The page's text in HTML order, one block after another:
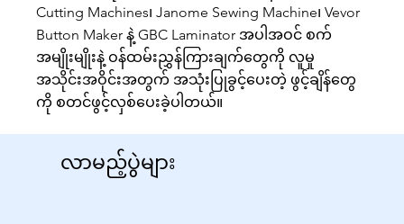
Cutting Machines၊ Janome Sewing Machine၊ Vevor
Button Maker နဲ့ GBC Laminator အပါအဝင် စက်
အမျိုးမျိုးနဲ့ ဝန်ထမ်းညွှန်ကြားချက်တွေကို လူမှု
အသိုင်းအဝိုင်းအတွက် အသုံးပြုခွင့်ပေးတဲ့ ဖွင့်ချိန်တွေ
ကို စတင်ဖွင့်လှစ်ပေးခဲ့ပါတယ်။
လာမည့်ပွဲများ